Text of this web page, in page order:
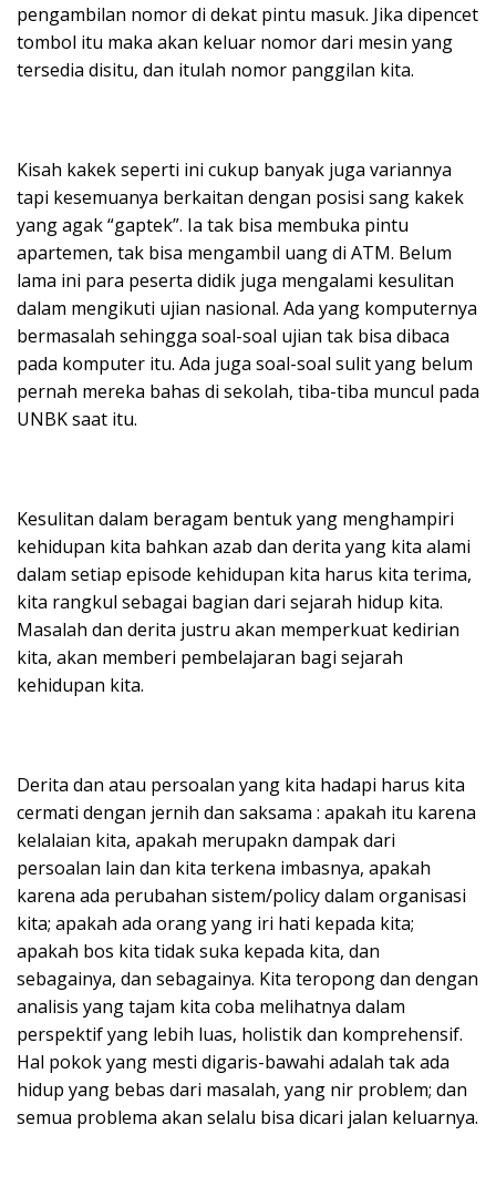
pengambilan nomor di dekat pintu masuk. Jika dipencet
tombol itu maka akan keluar nomor dari mesin yang
tersedia disitu, dan itulah nomor panggilan kita.
Kisah kakek seperti ini cukup banyak juga variannya
tapi kesemuanya berkaitan dengan posisi sang kakek
yang agak “gaptek”. Ia tak bisa membuka pintu
apartemen, tak bisa mengambil uang di ATM. Belum
lama ini para peserta didik juga mengalami kesulitan
dalam mengikuti ujian nasional. Ada yang komputernya
bermasalah sehingga soal-soal ujian tak bisa dibaca
pada komputer itu. Ada juga soal-soal sulit yang belum
pernah mereka bahas di sekolah, tiba-tiba muncul pada
UNBK saat itu.
Kesulitan dalam beragam bentuk yang menghampiri
kehidupan kita bahkan azab dan derita yang kita alami
dalam setiap episode kehidupan kita harus kita terima,
kita rangkul sebagai bagian dari sejarah hidup kita.
Masalah dan derita justru akan memperkuat kedirian
kita, akan memberi pembelajaran bagi sejarah
kehidupan kita.
Derita dan atau persoalan yang kita hadapi harus kita
cermati dengan jernih dan saksama : apakah itu karena
kelalaian kita, apakah merupakn dampak dari
persoalan lain dan kita terkena imbasnya, apakah
karena ada perubahan sistem/policy dalam organisasi
kita; apakah ada orang yang iri hati kepada kita;
apakah bos kita tidak suka kepada kita, dan
sebagainya, dan sebagainya. Kita teropong dan dengan
analisis yang tajam kita coba melihatnya dalam
perspektif yang lebih luas, holistik dan komprehensif.
Hal pokok yang mesti digaris-bawahi adalah tak ada
hidup yang bebas dari masalah, yang nir problem; dan
semua problema akan selalu bisa dicari jalan keluarnya.